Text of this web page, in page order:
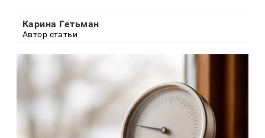
Карина Гетьман
Автор статьи